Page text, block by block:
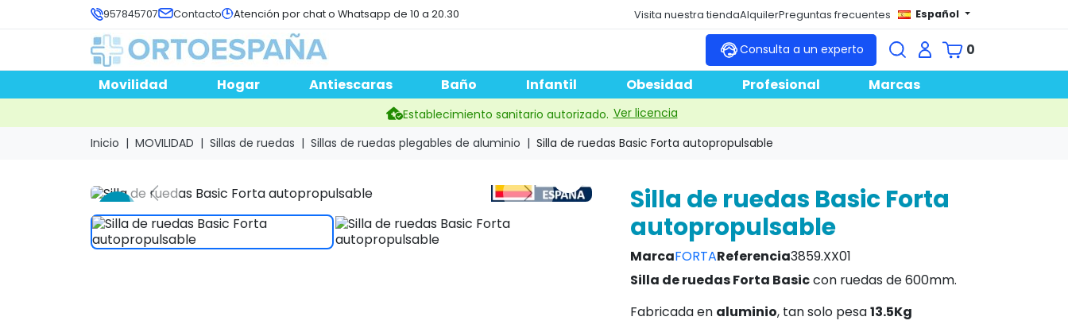
957845707 Contacto Atención por chat o Whatsapp de 10 a 20.30 Visita nuestra tiendaAlquilerPreguntas frecuentes Español
Consulta a un experto
0
Movilidad
Hogar Antiescaras Baño Infantil Obesidad Profesional Marcas
Establecimiento sanitario autorizado. Ver licencia
Inicio
MOVILIDAD Sillas de ruedas Sillas de ruedas plegables de aluminio Silla de ruedas Basic Forta autopropulsable
Silla de ruedas Basic Forta
autopropulsable
MarcaFORTAReferencia3859.XX01
Silla de ruedas Forta Basiccon ruedas de 600mm.
Fabricada en aluminio, tan solo pesa13.5Kg